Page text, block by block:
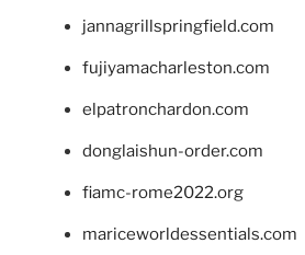
jannagrillspringfield.com
fujiyamacharleston.com
elpatronchardon.com
donglaishun-order.com
fiamc-rome2022.org
mariceworldessentials.com